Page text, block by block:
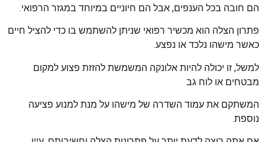
הם חובה בכל הענפים, אבל הם חיוניים במיוחד במגזר הרפואי.
פתרון הצלה הוא מכשיר רפואי שניתן להשתמש בו כדי להציל חיים
כאשר מישהו נלכד או נפצע.
למשל, זו יכולה להיות אלונקה המשמשת להזזת פצוע למקום
מבטחים או לוח גב
המשתקם את עמוד השדרה של מישהו על מנת למנוע פציעה
נוספת.